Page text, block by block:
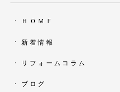
ＨＯＭＥ
新着情報
リフォームコラム
ブログ